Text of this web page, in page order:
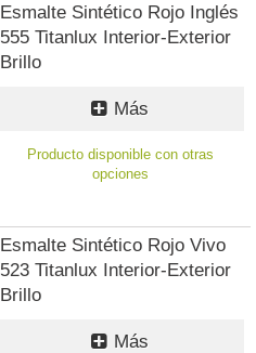
Esmalte Sintético Rojo Inglés
555 Titanlux Interior-Exterior
Brillo
Más
Producto disponible con otras
opciones
Esmalte Sintético Rojo Vivo
523 Titanlux Interior-Exterior
Brillo
Más